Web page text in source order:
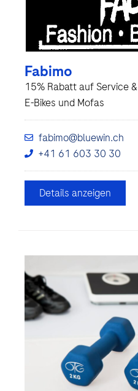
Fabimo
15% Rabatt auf Service
E-Bikes und Mofas
fabimo@bluewin.ch
+41 61 603 30 30
Details anzeigen